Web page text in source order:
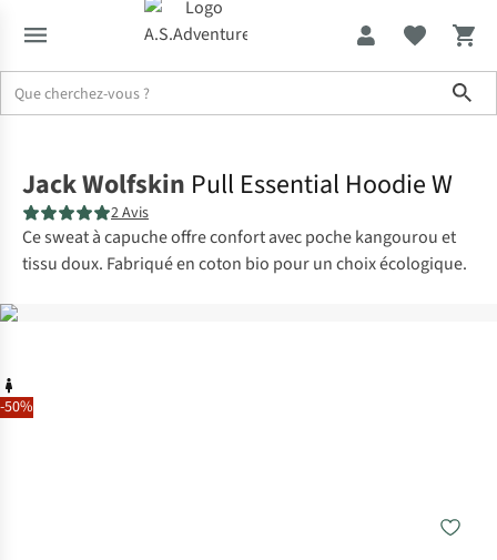
-50%
Jack Wolfskin Pull Essential Hoodie W
2 Avis
Ce sweat à capuche offre confort avec poche kangourou et
tissu doux. Fabriqué en coton bio pour un choix écologique.